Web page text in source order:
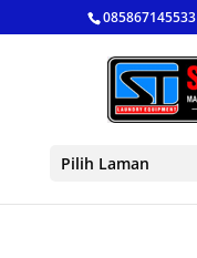
085867145533
Pilih Laman